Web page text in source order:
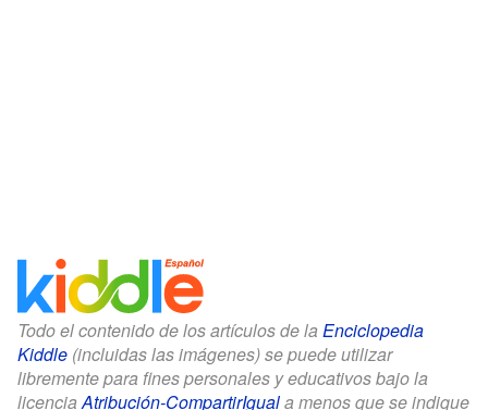
Todo el contenido de los artículos de la Enciclopedia
Kiddle (incluidas las imágenes) se puede utilizar
libremente para fines personales y educativos bajo la
licenciaAtribución-CompartirIguala menos que se indique